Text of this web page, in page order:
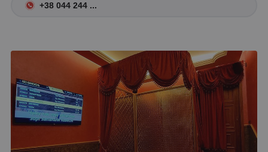
+38 044 244 ...